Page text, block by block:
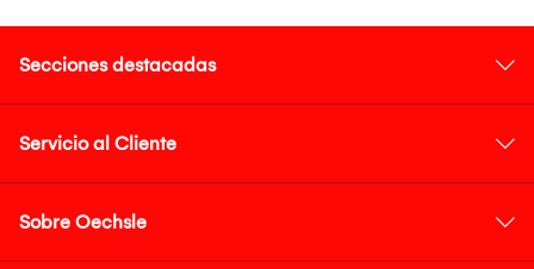
Secciones destacadas
Servicio al Cliente
Sobre Oechsle